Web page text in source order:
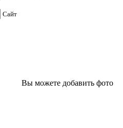
Сайт
Вы можете добавить фото